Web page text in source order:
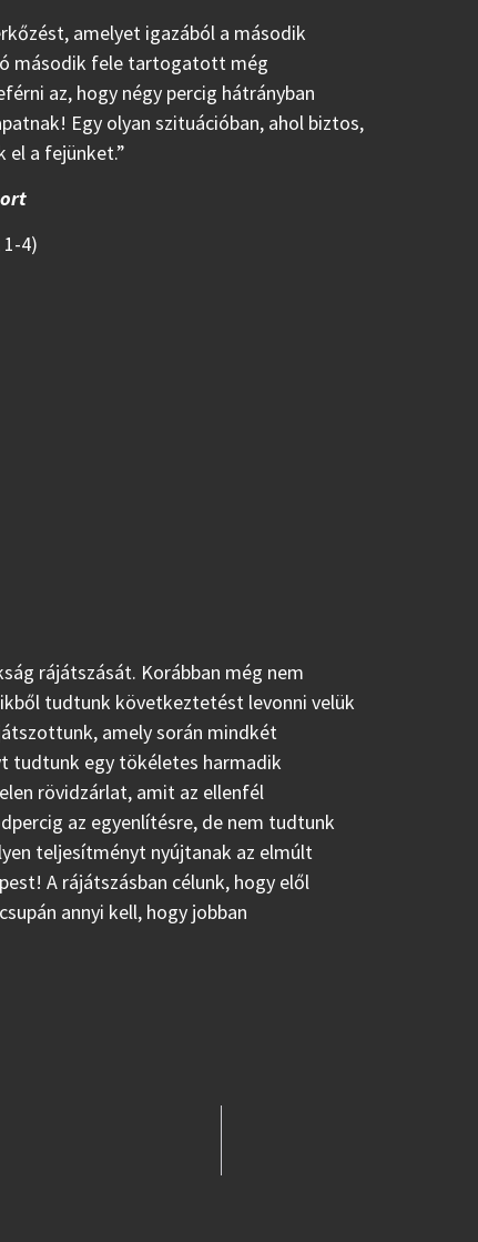
amelyet igazából a második
második fele tartogatott még
az, hogy négy percig hátrányban
Egy olyan szituációban, ahol biztos,
el a fejünket.”
1-4)
rájátszását. Korábban még nem
tudtunk következtetést levonni velük
amely során mindkét
tudtunk egy tökéletes harmadik
rövidzárlat, amit az ellenfél
az egyenlítésre, de nem tudtunk
teljesítményt nyújtanak az elmúlt
A rájátszásban célunk, hogy elől
annyi kell, hogy jobban